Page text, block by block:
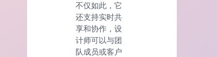
不仅如此，它
还支持实时共
享和协作，设
计师可以与团
队成员或客户